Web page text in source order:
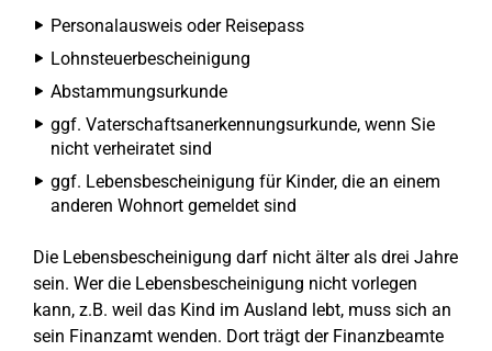
Personalausweis oder Reisepass
Lohnsteuerbescheinigung
Abstammungsurkunde
ggf. Vaterschaftsanerkennungsurkunde, wenn Sie
nicht verheiratet sind
ggf. Lebensbescheinigung für Kinder, die an einem
anderen Wohnort gemeldet sind
Die Lebensbescheinigung darf nicht älter als drei Jahre
sein. Wer die Lebensbescheinigung nicht vorlegen
kann, z.B. weil das Kind im Ausland lebt, muss sich an
sein Finanzamt wenden. Dort trägt der Finanzbeamte